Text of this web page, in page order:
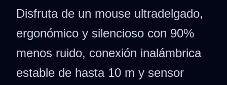
Disfruta de un mouse ultradelgado,
ergonómico y silencioso con 90%
menos ruido, conexión inalámbrica
estable de hasta 10 m y sensor